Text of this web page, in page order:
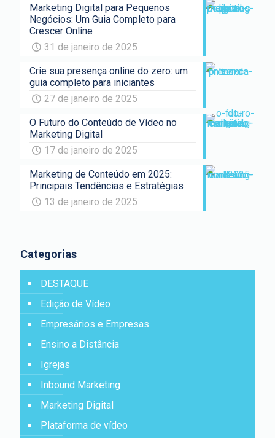
Marketing Digital para Pequenos
Negócios: Um Guia Completo para
Crescer Online
31 de janeiro de 2025
Crie sua presença online do zero: um
guia completo para iniciantes
27 de janeiro de 2025
O Futuro do Conteúdo de Vídeo no
Marketing Digital
17 de janeiro de 2025
Marketing de Conteúdo em 2025:
Principais Tendências e Estratégias
13 de janeiro de 2025
Categorias
DESTAQUE
Edição de Vídeo
Empresários e Empresas
Ensino a Distância
Igrejas
Inbound Marketing
Marketing Digital
Plataforma de vídeo